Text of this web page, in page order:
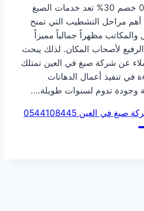
0544108445 خصم 30% تعد خدمات الصبغ
أهم مراحل التشطيب التي تمنح
والمكاتب مظهراً جمالياً مميزاً
لأصحاب المكان. لذلك يبحث
عن شركة صبغ في العين تمتلك
في تنفيذ أعمال الدهانات
وجودة تدوم لسنوات طويلة….
شركة صبغ في العين 0544108445